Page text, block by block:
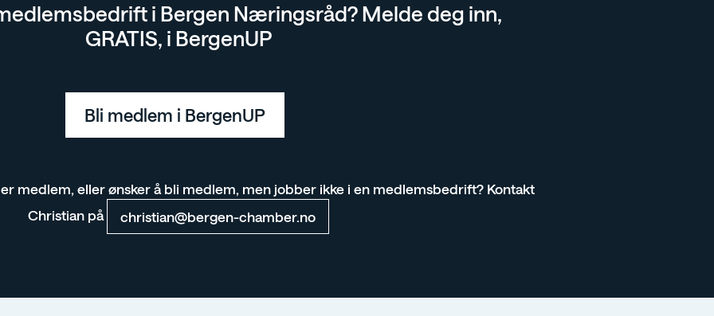
i Bergen Næringsråd? Melde deg inn,
GRATIS, i BergenUP
Bli medlem i BergenUP
medlem, eller ønsker å bli medlem, men jobber ikke i en medlemsbedrift? Kontakt
Christian på
christian@bergen-chamber.no